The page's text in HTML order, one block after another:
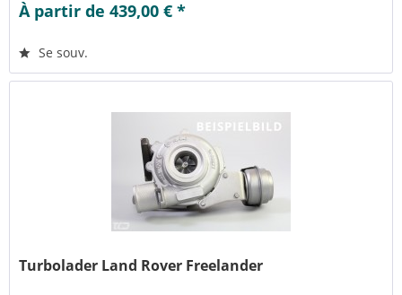
À partir de 439,00 € *
Se souv.
Turbolader Land Rover Freelander